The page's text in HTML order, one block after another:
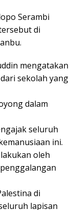
Serambi
di
mengatakan
sekolah yang
dalam
seluruh
ini.
oleh
di
lapisan